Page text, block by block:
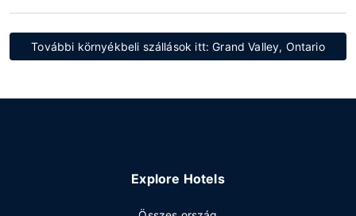
További környékbeli szállások itt: Grand Valley, Ontario
Explore Hotels